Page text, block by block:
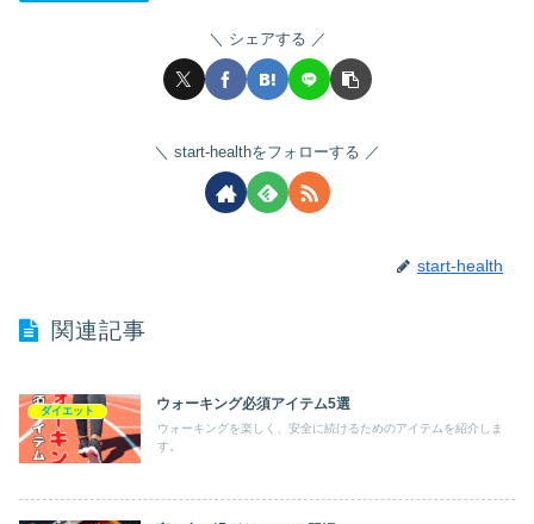
シェアする
start-healthをフォローする
start-health
関連記事
ダイエット ウォーキング必須アイテム5選
ウォーキングを楽しく、安全に続けるためのアイテムを紹介しま
す。